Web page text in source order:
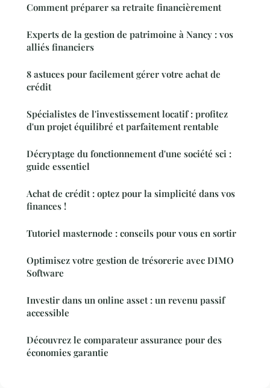
Comment préparer sa retraite financièrement
Experts de la gestion de patrimoine à Nancy : vos
alliés financiers
8 astuces pour facilement gérer votre achat de
crédit
Spécialistes de l'investissement locatif : profitez
d'un projet équilibré et parfaitement rentable
Décryptage du fonctionnement d'une société sci :
guide essentiel
Achat de crédit : optez pour la simplicité dans vos
finances !
Tutoriel masternode : conseils pour vous en sortir
Optimisez votre gestion de trésorerie avec DIMO
Software
Investir dans un online asset : un revenu passif
accessible
Découvrez le comparateur assurance pour des
économies garantie